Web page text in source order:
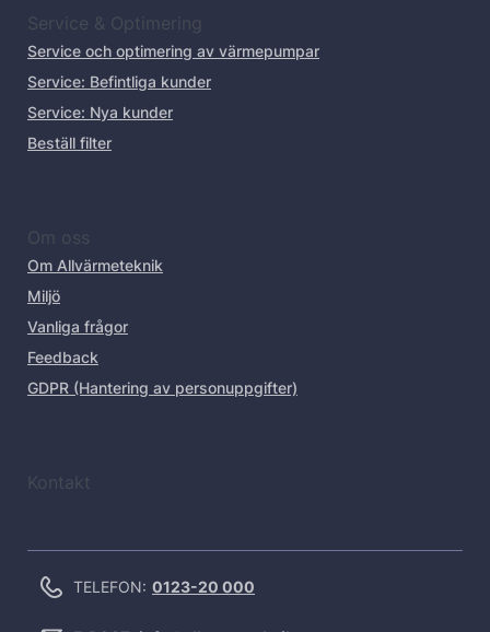
Service & Optimering
Service och optimering av värmepumpar
Service: Befintliga kunder
Service: Nya kunder
Beställ filter
Om oss
Om Allvärmeteknik
Miljö
Vanliga frågor
Feedback
GDPR (Hantering av personuppgifter)
Kontakt
TELEFON: 0123-20 000